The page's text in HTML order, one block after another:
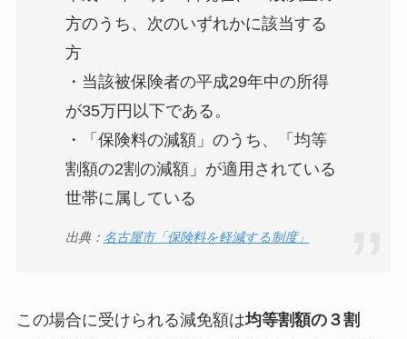
方のうち、次のいずれかに該当する
方
・当該被保険者の平成29年中の所得
が35万円以下である。
・「保険料の減額」のうち、「均等
割額の2割の減額」が適用されている
世帯に属している
出典： 名古屋市「保険料を軽減する制度」
この場合に受けられる減免額は均等割額の３割